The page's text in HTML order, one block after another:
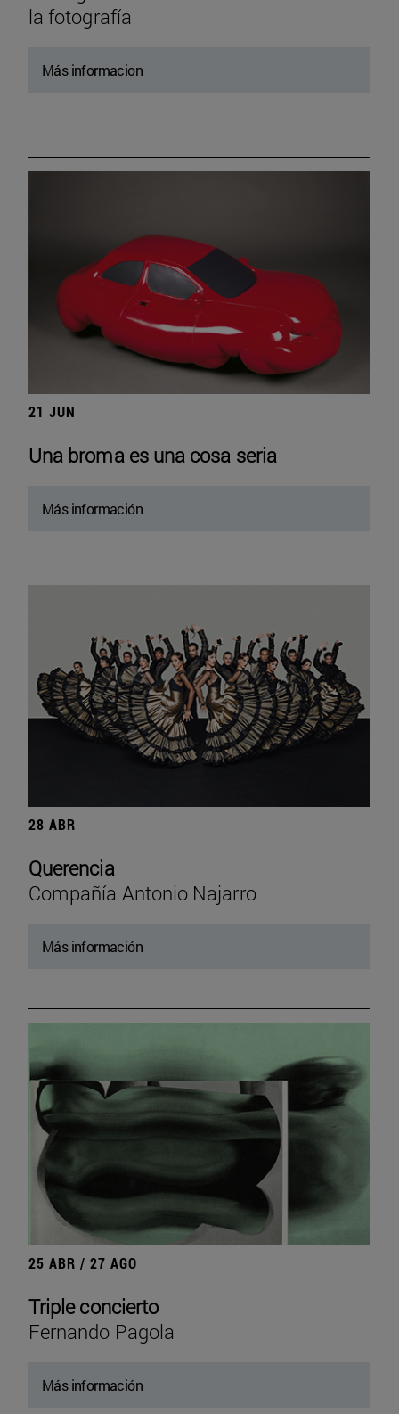
la fotografía
Más informacion
21 JUN
Una broma es una cosa seria
Más información
28 ABR
Querencia
Compañía Antonio Najarro
Más información
25 ABR / 27 AGO
Triple concierto
Fernando Pagola
Más información